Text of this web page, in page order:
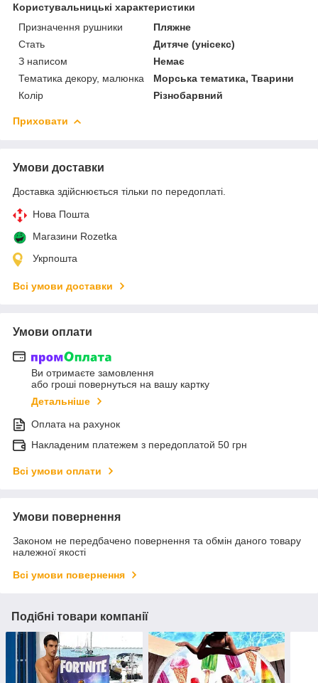
Користувальницькі характеристики
Призначення рушники
Пляжне
Стать
Дитяче (унісекс)
З написом
Немає
Тематика декору, малюнка
Морська тематика, Тварини
Колір
Різнобарвний
Приховати
Умови доставки
Доставка здійснюється тільки по передоплаті.
Нова Пошта
Магазини Rozetka
Укрпошта
Всі умови доставки
Умови оплати
Ви отримаєте замовлення
або гроші повернуться на вашу картку
Детальніше
Оплата на рахунок
Накладеним платежем з передоплатой 50 грн
Всі умови оплати
Умови повернення
Законом не передбачено повернення та обмін даного товару
належної якості
Всі умови повернення
Подібні товари компанії